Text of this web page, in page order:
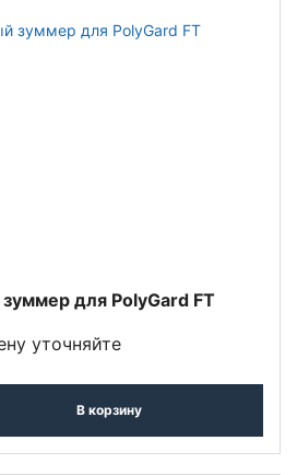
для PolyGard FT
уточняйте
В корзину